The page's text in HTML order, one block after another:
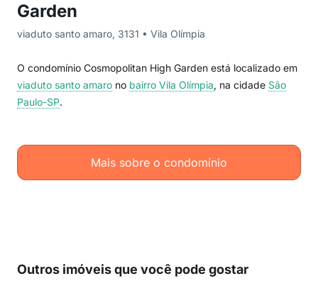
Garden
viaduto santo amaro, 3131 • Vila Olímpia
O condomínio Cosmopolitan High Garden está localizado em
viaduto santo amaro no bairro Vila Olímpia, na cidade São
Paulo-SP.
Mais sobre o condomínio
Outros imóveis que você pode gostar